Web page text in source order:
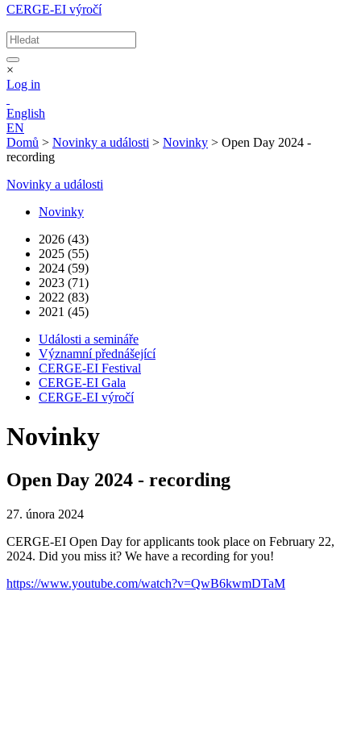
CERGE-EI výročí
×
Log in
English
EN
Domů > Novinky a události > Novinky > Open Day 2024 -
recording
Novinky a události
Novinky
2026 (43)
2025 (55)
2024 (59)
2023 (71)
2022 (83)
2021 (45)
Události a semináře
Významní přednášející
CERGE-EI Festival
CERGE-EI Gala
CERGE-EI výročí
Novinky
Open Day 2024 - recording
27. února 2024
CERGE-EI Open Day for applicants took place on February 22,
2024. Did you miss it? We have a recording for you!
https://www.youtube.com/watch?v=QwB6kwmDTaM